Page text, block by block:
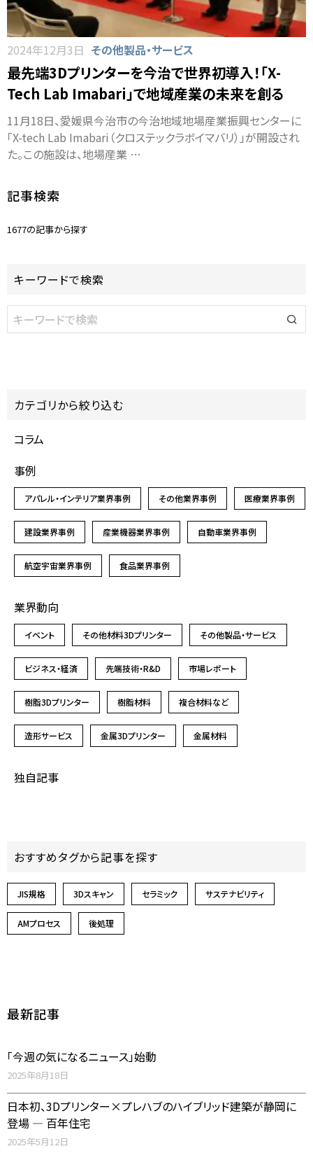
2024年12月3日 その他製品・サービス
最先端3Dプリンターを今治で世界初導入！「X-
Tech Lab Imabari」で地域産業の未来を創る
11月18日、愛媛県今治市の今治地域地場産業振興センターに
「X-tech Lab Imabari（クロステックラボイマバリ）」が開設され
た。この施設は、地場産業 …
記事検索
1677の記事から探す
キーワードで検索
カテゴリから絞り込む
コラム
事例
アパレル・インテリア業界事例 その他業界事例 医療業界事例
建設業界事例 産業機器業界事例 自動車業界事例
航空宇宙業界事例 食品業界事例
業界動向
イベント その他材料3Dプリンター その他製品・サービス
ビジネス・経済 先端技術・R&D 市場レポート
樹脂3Dプリンター 樹脂材料 複合材料など
造形サービス 金属3Dプリンター 金属材料
独自記事
おすすめタグから記事を探す
JIS規格 3Dスキャン セラミック サステナビリティ
AMプロセス 後処理
最新記事
「今週の気になるニュース」始動
2025年8月18日
日本初、3Dプリンター×プレハブのハイブリッド建築が静岡に
登場 ― 百年住宅
2025年5月12日